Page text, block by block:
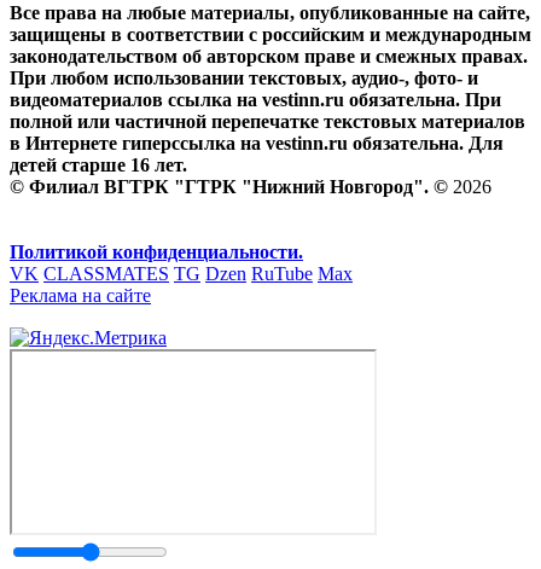
Все права на любые материалы, опубликованные на сайте,
защищены в соответствии с российским и международным
законодательством об авторском праве и смежных правах.
При любом использовании текстовых, аудио-, фото- и
видеоматериалов ссылка на vestinn.ru обязательна. При
полной или частичной перепечатке текстовых материалов
в Интернете гиперссылка на vestinn.ru обязательна. Для
детей старше 16 лет.
© Филиал ВГТРК "ГТРК "Нижний Новгород". © 2026
Политикой конфиденциальности.
VK CLASSMATES TG Dzen RuTube Max
Реклама на сайте